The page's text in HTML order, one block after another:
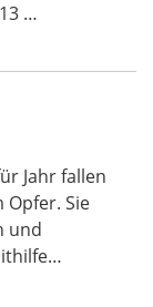
…
Jahr fallen
Sie
und